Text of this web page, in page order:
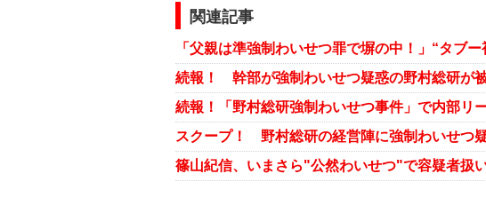
関連記事
続報！ 幹部が強制わいせつ疑惑の野村総研が
続報！「野村総研強制わいせつ事件」で内部リ
篠山紀信、いまさら"公然わいせつ"で容疑者扱